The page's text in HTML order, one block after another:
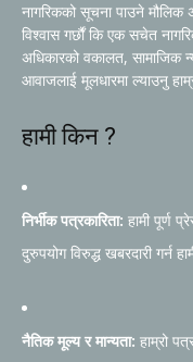
नागरिकको सूचना पाउने मौलिक
विश्वास गर्छौं कि एक सचेत
अधिकारको वकालत,
आवाजलाई मूलधारमा ल्याउनु
हामी किन ?
निर्भीक पत्रकारिता: हामी पूर्ण
दुरुपयोग विरुद्ध खबरदारी गर्न
नैतिक मूल्य र मान्यता: हाम्रो